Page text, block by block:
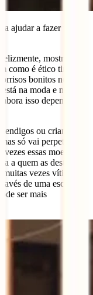
ajudar a fazer um
mostram-
como é ético tirar
bonitos nesses
na moda e não
isso dependa
ou crianças,
só vai perpetuar o
essas moedas
a quem as deste,
vezes vítimas
de uma escola
ser mais